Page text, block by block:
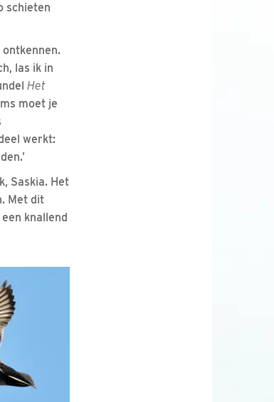
schieten
ontkennen.
las ik in
Het
moet je
werkt:
Saskia. Het
Met dit
knallend